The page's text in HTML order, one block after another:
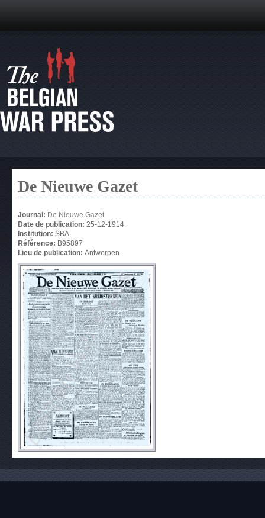
De Nieuwe Gazet
Journal: De Nieuwe Gazet
Date de publication: 25-12-1914
Institution: SBA
Référence: B95897
Lieu de publication: Antwerpen